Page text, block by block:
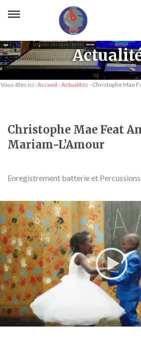
Vous êtes ici : Accueil -Actualités - Christophe Mae
Christophe Mae Feat
Mariam-L’Amour
Enregistrement batterie et